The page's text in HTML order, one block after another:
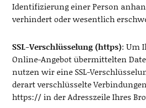
Identifizierung einer Person
verhindert oder wesentlich
SSL-Verschlüsselung (https): Um
Online-Angebot übermittelten
nutzen wir eine SSL-
derart verschlüsselte
https:// in der Adresszeile Ihres